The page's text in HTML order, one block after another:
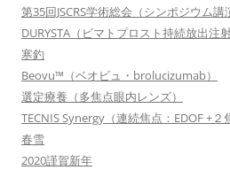
第35回JSCRS学術総会（シンポジウム講
DURYSTA（ビマトプロスト持続放出注射
寒釣
Beovu™（ベオビュ・brolucizumab）
選定療養（多焦点眼内レンズ）
TECNIS Synergy（連続焦点：EDOF +２
春雪
2020謹賀新年